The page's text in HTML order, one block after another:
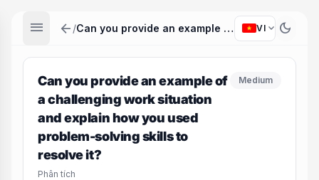
menu arrow_back / Can you provide an example of a challenging work situation and explain how you used problem-solving skills to resolve it? VI expand_more dark_mode
Can you provide an example of
a challenging work situation
and explain how you used
problem-solving skills to
resolve it?
Phân tích
Medium